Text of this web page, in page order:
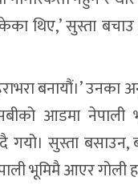
थिए,’ सुस्ता
बनायौं।’
आडमा नेपाली
गयो। सुस्ता
भूमिमै आएर गोली